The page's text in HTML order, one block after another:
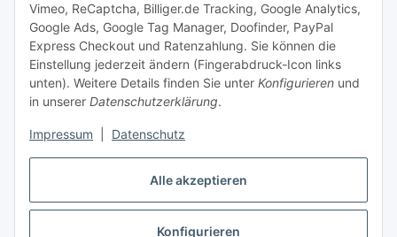
Alle akzeptieren
Konfigurieren
Vimeo, ReCaptcha, Billiger.de Tracking, Google Analytics,
Google Ads, Google Tag Manager, Doofinder, PayPal
Express Checkout und Ratenzahlung. Sie können die
Einstellung jederzeit ändern (Fingerabdruck-Icon links
unten). Weitere Details finden Sie unter Konfigurieren und
in unserer Datenschutzerklärung.
Impressum Datenschutz
Versandinformationen
Sonstiges